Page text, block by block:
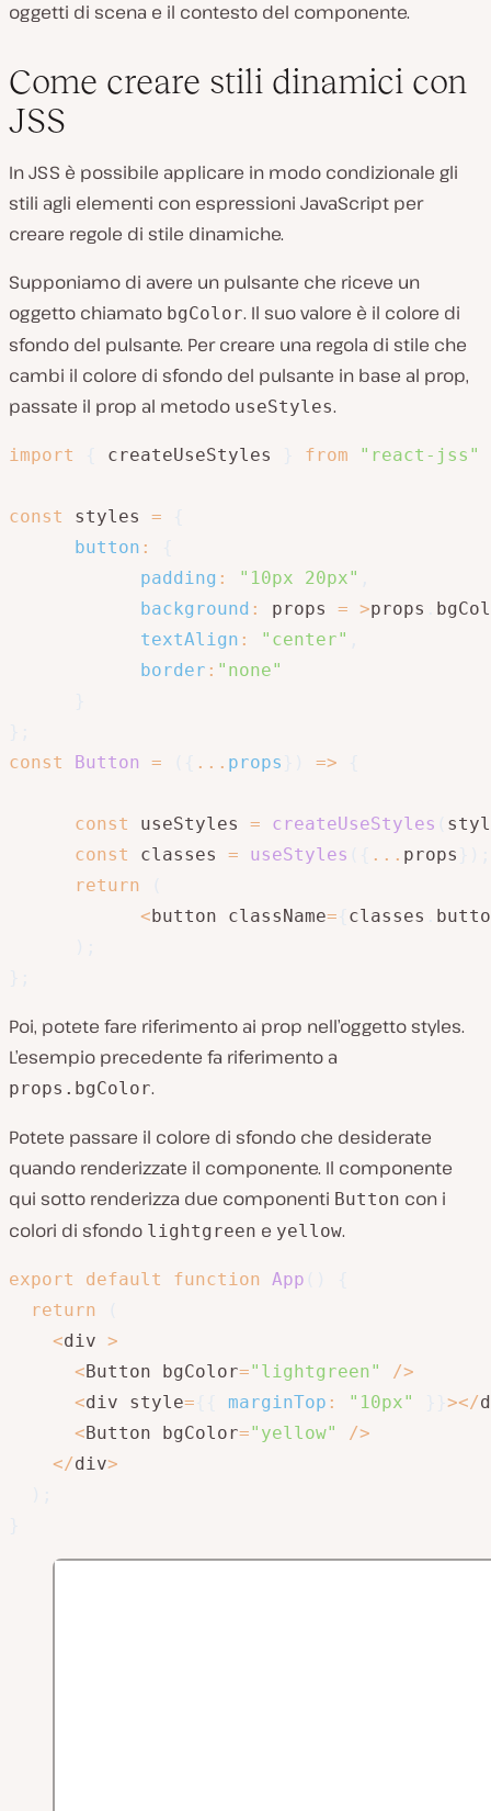
oggetti di scena e il contesto del componente.
Come creare stili dinamici con
JSS
In JSS è possibile applicare in modo condizionale gli
stili agli elementi con espressioni JavaScript per
creare regole di stile dinamiche.
Supponiamo di avere un pulsante che riceve un
oggetto chiamato bgColor. Il suo valore è il colore di
sfondo del pulsante. Per creare una regola di stile che
cambi il colore di sfondo del pulsante in base al prop,
passate il prop al metodo useStyles.
import createUseStyles from "react-jss"
const styles =
button :
padding : "10px 20px"
background : props = >props
textAlign : "center"
border : "none"
const
Button = ... props =>
const useStyles = createUseStyles
const
classes = useStyles ... props
return
<button className= classes
Poi, potete fare riferimento ai prop nell’oggetto styles.
L’esempio precedente fa riferimento a
props.bgColor.
Potete passare il colore di sfondo che desiderate
quando renderizzate il componente. Il componente
qui sotto renderizza due componenti Button con i
colori di sfondo lightgreen e yellow.
export default function App
return
<div >
<Button bgColor="lightgreen" />
<div style= marginTop : "10px" ></
<Button bgColor="yellow" />
</div>